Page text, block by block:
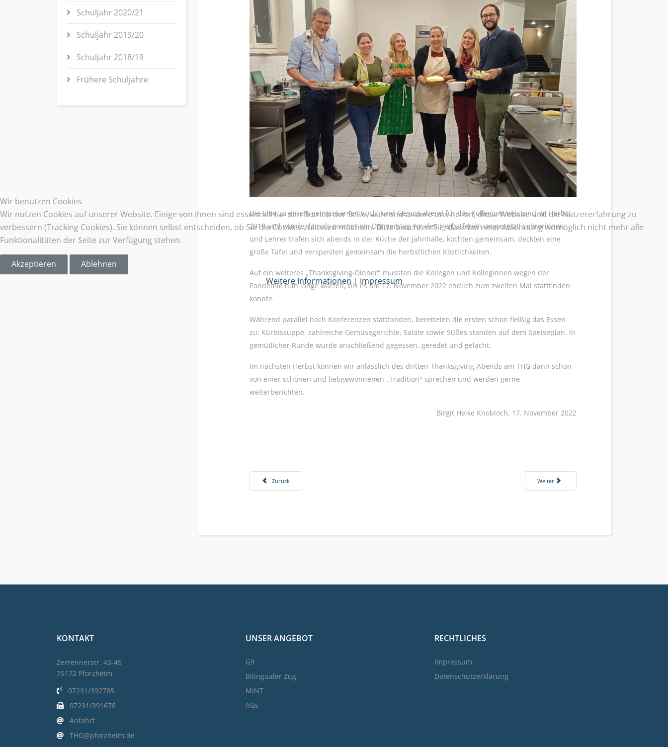
Schuljahr 2020/21
Schuljahr 2019/20
Schuljahr 2018/19
Frühere Schuljahre
Die Idee zu einem gemeinsamen Koch- und Genussabend für das Kollegium entstand im Herbst
2019 und wurde damals prompt am Donnerstag vor den Herbstferien umgesetzt: Lehrerinnen
und Lehrer trafen sich abends in der Küche der Jahnhalle, kochten gemeinsam, deckten eine
große Tafel und verspeisten gemeinsam die herbstlichen Köstlichkeiten.
Auf ein weiteres „Thanksgiving-Dinner" mussten die Kollegen und Kolleginnen wegen der
Pandemie nun lange warten, bis es am 17. November 2022 endlich zum zweiten Mal stattfinden
konnte.
Während parallel noch Konferenzen stattfanden, bereiteten die ersten schon fleißig das Essen
zu: Kürbissuppe, zahlreiche Gemüsegerichte, Salate sowie Süßes standen auf dem Speiseplan. In
gemütlicher Runde wurde anschließend gegessen, geredet und gelacht.
Im nächsten Herbst können wir anlässlich des dritten Thanksgiving-Abends am THG dann schon
von einer schönen und liebgewonnenen „Tradition" sprechen und werden gerne
weiterberichten.
Birgit Heike Knobloch, 17. November 2022
Vorheriger Beitrag: Theaterbesuch(e) der Deutsch-Leistungskurse des THG
Zurück Nächster Beitrag: Crashkurs fürs Leben
Weiter
KONTAKT
Zerrennerstr. 43-45
75172 Pforzheim
07231/392785
07231/391678
Anfahrt
THG@pforzheim.de
UNSER ANGEBOT
G9
Bilingualer Zug
MINT
AGs
RECHTLICHES
Impressum
Datenschutzerklärung
Wir benutzen Cookies
Wir nutzen Cookies auf unserer Website. Einige von ihnen sind essenziell für den Betrieb der Seite, während andere uns helfen, diese Website und die Nutzererfahrung zu
verbessern (Tracking Cookies). Sie können selbst entscheiden, ob Sie die Cookies zulassen möchten. Bitte beachten Sie, dass bei einer Ablehnung womöglich nicht mehr alle
Funktionalitäten der Seite zur Verfügung stehen.
Akzeptieren
Ablehnen
Weitere Informationen| Impressum